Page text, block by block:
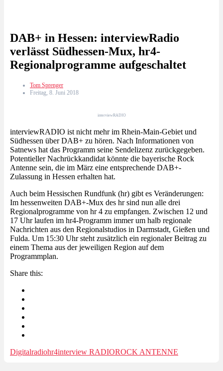
DAB+ in Hessen: interviewRadio
verlässt Südhessen-Mux, hr4-
Regionalprogramme aufgeschaltet
Tom Sprenger
Freitag, 8. Juni 2018
interviewRADIO
interviewRADIO ist nicht mehr im Rhein-Main-Gebiet und
Südhessen über DAB+ zu hören. Nach Informationen von
Satnews hat das Programm seine Sendelizenz zurückgegeben.
Potentieller Nachrückkandidat könnte die bayerische Rock
Antenne sein, die im März eine entsprechende DAB+-
Zulassung in Hessen erhalten hat.
Auch beim Hessischen Rundfunk (hr) gibt es Veränderungen:
Im hessenweiten DAB+-Mux des hr sind nun alle drei
Regionalprogramme von hr 4 zu empfangen. Zwischen 12 und
17 Uhr laufen im hr4-Programm immer um halb regionale
Nachrichten aus den Regionalstudios in Darmstadt, Gießen und
Fulda. Um 15:30 Uhr steht zusätzlich ein regionaler Beitrag zu
einem Thema aus der jeweiligen Region auf dem
Programmplan.
Share this:
Digitalradiohr4interview RADIOROCK ANTENNE